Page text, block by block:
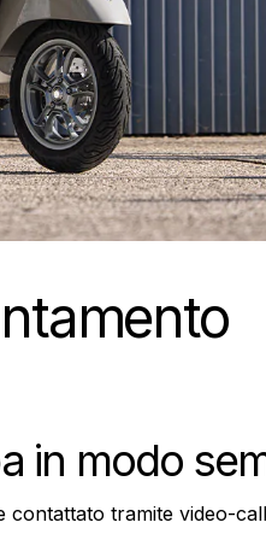
in modo
contattato tramite video-call